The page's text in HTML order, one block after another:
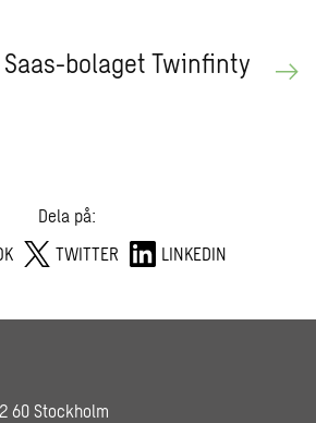
Saas-bo­la­get Twin­fin­ty
Dela på:
TWITTER LINKEDIN
60 Stockholm